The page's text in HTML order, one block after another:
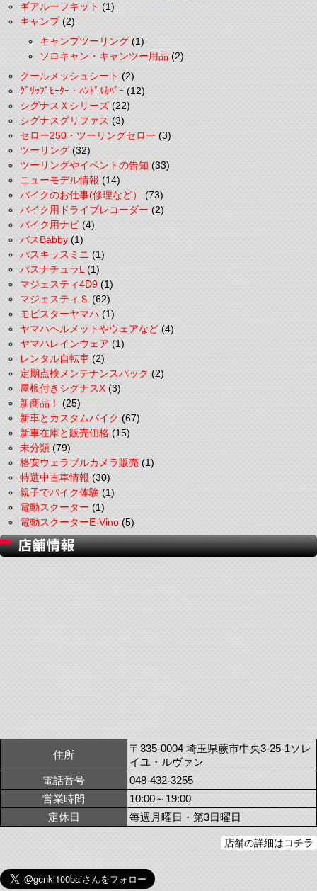
ギアルーフキット(1)
キャンプ(2)
キャンプツーリング(1)
ソロキャン・キャンツー用品(2)
クールメッシュシート(2)
ｸﾞﾘｯﾌﾟﾋｰﾀｰ・ﾊﾝﾄﾞﾙｶﾊﾞｰ(12)
シグナスＸシリーズ(22)
シグナスグリファス(3)
セロー250・ツーリングセロー(3)
ツーリング(32)
ツーリングやイベントの告知(33)
ニューモデル情報(14)
バイクのお仕事(修理など）(73)
バイク用ドライブレコーダー(2)
バイク用ナビ(4)
パスBabby(1)
パスキッスミニ(1)
パスナチュラL(1)
マジェスティ4D9(1)
マジェスティＳ(62)
モビスターヤマハ(1)
ヤマハヘルメットやウェアなど(4)
ヤマハレインウェア(1)
レンタル自転車(2)
定期点検メンテナンスパック(2)
屋根付きシグナスX(3)
新商品！(25)
新車とカスタムバイク(67)
新車在庫と販売価格(15)
未分類(79)
格安ウェラブルカメラ販売(1)
特選中古車情報(30)
親子でバイク体験(1)
電動スクーター(1)
電動スクーターE-Vino(5)
住所
〒335-0004 埼玉県蕨市中央3-25-1ソレ
イユ・ルヴァン
電話番号
048-432-3255
営業時間
10:00～19:00
定休日
毎週月曜日・第3日曜日
店舗の詳細はコチラ